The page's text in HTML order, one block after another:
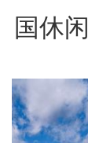
国休